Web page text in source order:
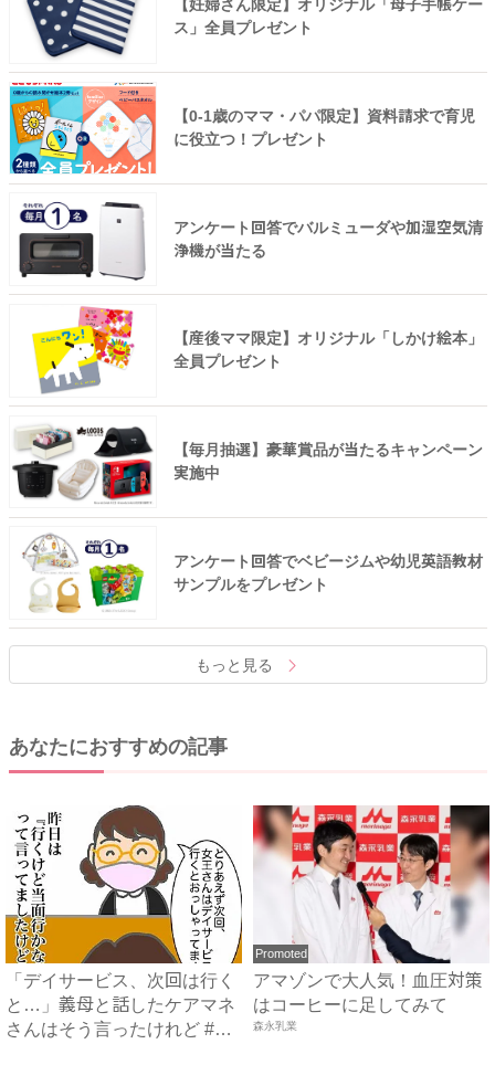
【妊婦さん限定】オリジナル「母子手帳ケー
ス」全員プレゼント
【0-1歳のママ・パパ限定】資料請求で育児
に役立つ！プレゼント
アンケート回答でバルミューダや加湿空気清
浄機が当たる
【産後ママ限定】オリジナル「しかけ絵本」
全員プレゼント
【毎月抽選】豪華賞品が当たるキャンペーン
実施中
アンケート回答でベビージムや幼児英語教材
サンプルをプレゼント
もっと見る
あなたにおすすめの記事
「デイサービス、次回は行く
と…」義母と話したケアマネ
さんはそう言ったけれど #
Promoted
アマゾンで大人気！血圧対策
はコーヒーに足してみて
森永乳業